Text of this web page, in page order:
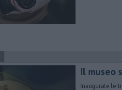
Il museo
Inaugurate le